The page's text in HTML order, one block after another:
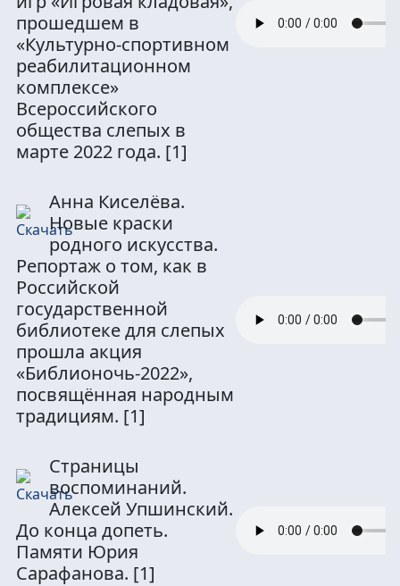
прошедшем в
«Культурно-спортивном
реабилитационном
комплексе»
Всероссийского
общества слепых в
марте 2022 года. [1]
Анна Киселёва.
Новые краски
родного искусства.
Репортаж о том, как в
Российской
государственной
библиотеке для слепых
прошла акция
«Библионочь-2022»,
посвящённая народным
традициям. [1]
Страницы
воспоминаний.
Алексей Упшинский.
До конца допеть.
Памяти Юрия
Сарафанова. [1]